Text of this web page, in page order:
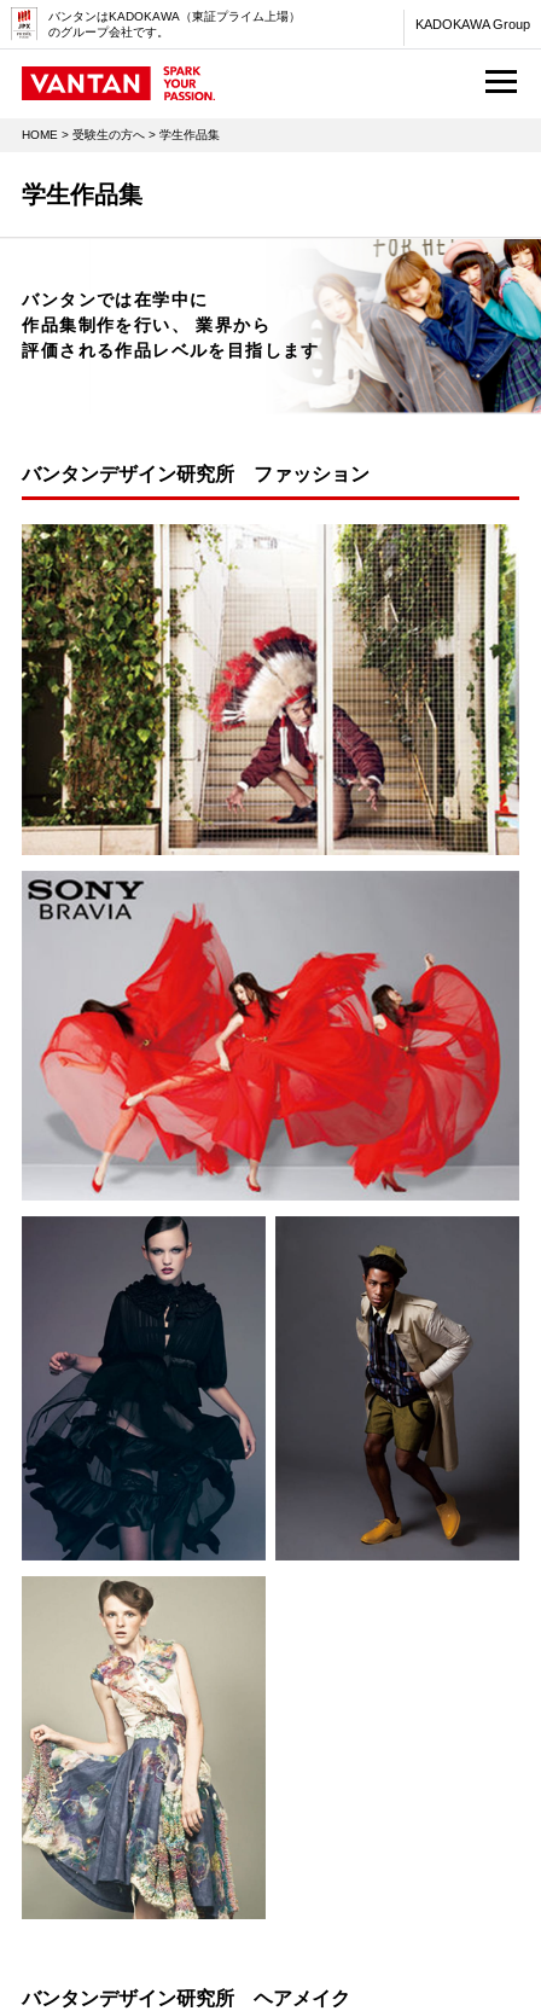
バンタンはKADOKAWA（東証プライム上場）
のグループ会社です。
KADOKAWA Group
HOME >受験生の方へ > 学生作品集
学生作品集
バンタンでは在学中に
作品集制作を行い、
業界から
評価される作品レベルを目指します
バンタンデザイン研究所 ファッション
バンタンデザイン研究所 ヘアメイク